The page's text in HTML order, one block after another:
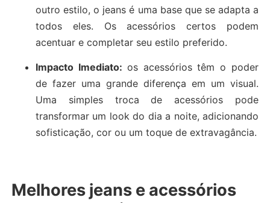
outro estilo, o jeans é uma base que se adapta a
todos eles. Os acessórios certos podem
acentuar e completar seu estilo preferido.
Impacto Imediato: os acessórios têm o poder
de fazer uma grande diferença em um visual.
Uma simples troca de acessórios pode
transformar um look do dia a noite, adicionando
sofisticação, cor ou um toque de extravagância.
Melhores jeans e acessórios